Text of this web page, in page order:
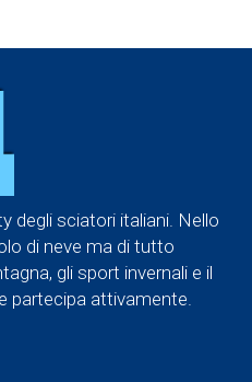
degli sciatori italiani. Nello
di neve ma di tutto
gli sport invernali e il
partecipa attivamente.